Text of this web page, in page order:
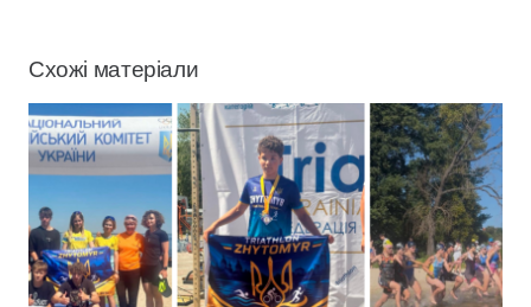
Схожі матеріали